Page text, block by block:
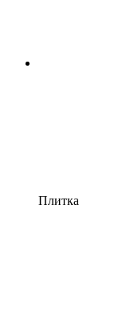
Плитка